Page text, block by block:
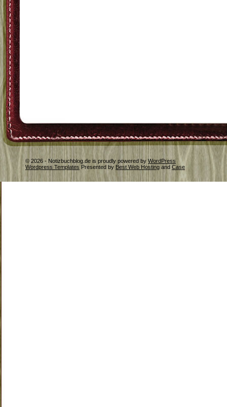
© 2026 - Notizbuchblog.de is proudly powered by WordPress
Wordpress Templates Presented by Best Web Hosting and Case